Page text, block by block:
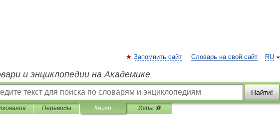
RU
Запомнить сайт Словарь на свой сайт
и энциклопедии на Академике
Найти!
Переводы Книги Игры ⚽